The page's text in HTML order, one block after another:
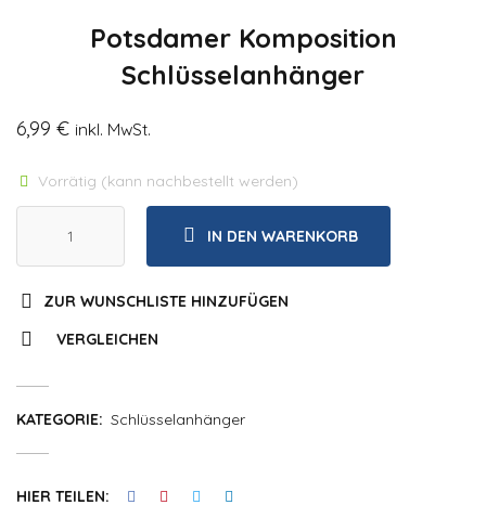
Potsdamer Komposition
Schlüsselanhänger
6,99 € inkl. MwSt.
Vorrätig (kann nachbestellt werden)
IN DEN WARENKORB
ZUR WUNSCHLISTE HINZUFÜGEN
VERGLEICHEN
KATEGORIE: Schlüsselanhänger
HIER TEILEN: